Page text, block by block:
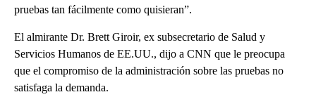
pruebas tan fácilmente como quisieran”.
El almirante Dr. Brett Giroir, ex subsecretario de Salud y
Servicios Humanos de EE.UU., dijo a CNN que le preocupa
que el compromiso de la administración sobre las pruebas no
satisfaga la demanda.